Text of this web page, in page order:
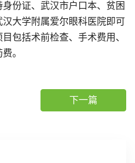
份证、武汉市户口本、贫困
大学附属爱尔眼科医院即可
包括术前检查、手术费用、
。
下一篇